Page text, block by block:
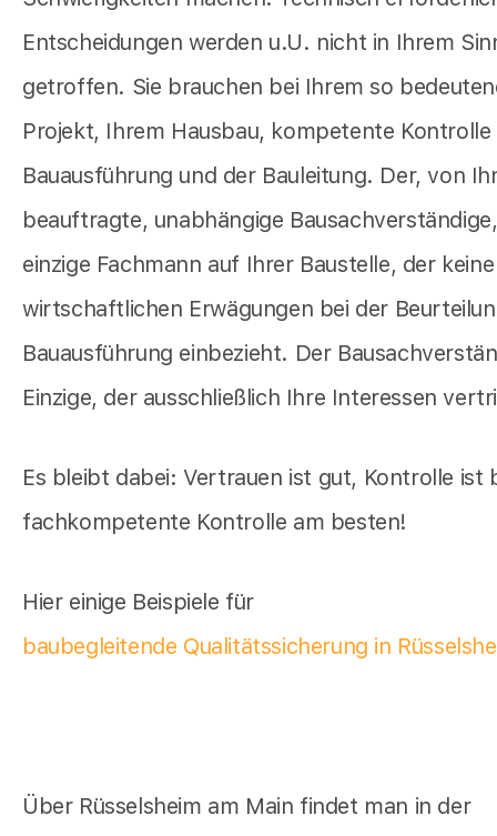
Entscheidungen werden u.U. nicht in Ihrem
getroffen. Sie brauchen bei Ihrem so
Projekt, Ihrem Hausbau, kompetente Kontrolle
Bauausführung und der Bauleitung. Der, von
beauftragte, unabhängige
einzige Fachmann auf Ihrer Baustelle, der keine
wirtschaftlichen Erwägungen bei der
Bauausführung einbezieht. Der
Einzige, der ausschließlich Ihre Interessen
Es bleibt dabei: Vertrauen ist gut, Kontrolle ist
fachkompetente Kontrolle am besten!
Hier einige Beispiele für
baubegleitende Qualitätssicherung in
Über Rüsselsheim am Main findet man in der